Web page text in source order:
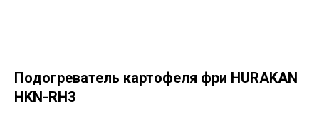
Подогреватель картофеля фри HURAKAN
HKN-RH3